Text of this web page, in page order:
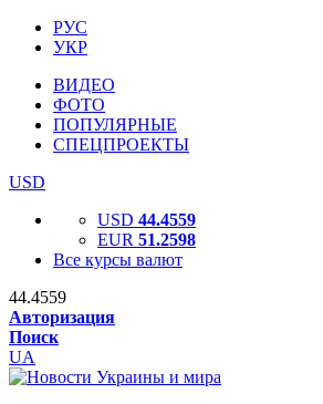
РУС
УКР
ВИДЕО
ФОТО
ПОПУЛЯРНЫЕ
СПЕЦПРОЕКТЫ
USD
USD 44.4559
EUR 51.2598
Все курсы валют
44.4559
Авторизация
Поиск
UA